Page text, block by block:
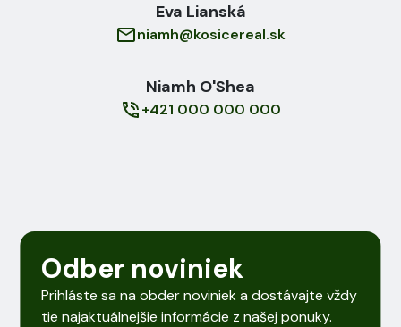
Eva Lianská
niamh@kosicereal.sk
Niamh O'Shea
+421 000 000 000
Odber noviniek
Prihláste sa na obder noviniek a dostávajte vždy
tie najaktuálnejšie informácie z našej ponuky.